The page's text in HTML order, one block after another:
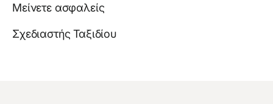
Μείνετε ασφαλείς
Σχεδιαστής Ταξιδίου